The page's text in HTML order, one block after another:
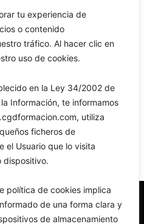
tu experiencia de
o contenido
tráfico. Al hacer clic en
uso de cookies.
en la Ley 34/2002 de
Información, te informamos
utiliza
ficheros de
el Usuario que lo visita
dispositivo.
política de cookies implica
de una forma clara y
de almacenamiento
siendo una
suministraba marisco a
pero poco a poco se ha
al mejor precio.
deberías ir atu
página y crear nuevas